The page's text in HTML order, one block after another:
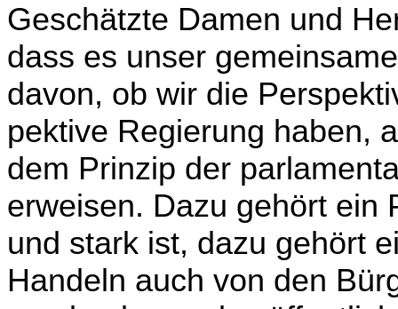
Geschätzte Damen und
dass es unser
davon, ob wir die
pektive Regierung haben,
dem Prinzip der
erweisen. Dazu gehört ein
und stark ist, dazu gehört
Handeln auch von den